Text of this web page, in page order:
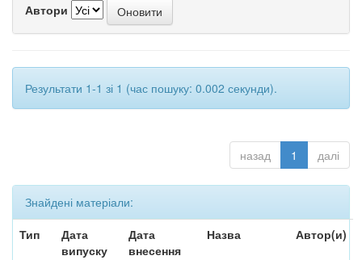
Автори
Результати 1-1 зі 1 (час пошуку: 0.002 секунди).
назад 1 далі
Знайдені матеріали:
Тип
Дата
випуску
Дата
внесення
Назва Автор(и)